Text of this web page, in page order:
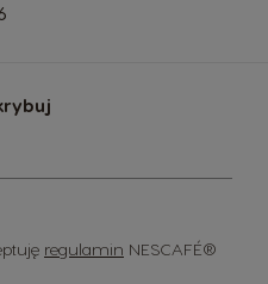
regulamin NESCAFÉ®